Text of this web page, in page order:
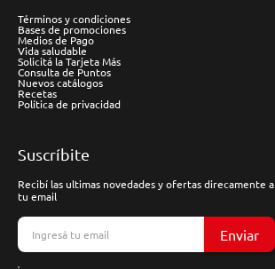
Términos y condiciones
Bases de promociones
Medios de Pago
Vida saludable
Solicitá la Tarjeta Más
Consulta de Puntos
Nuevos catálogos
Recetas
Política de privacidad
Suscríbite
Recibí las ultimas novedades y ofertas direcamente a
tu email
Enviar